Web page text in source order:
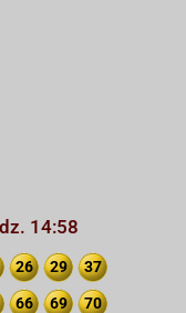
14:58
26 29 37
66 69 70